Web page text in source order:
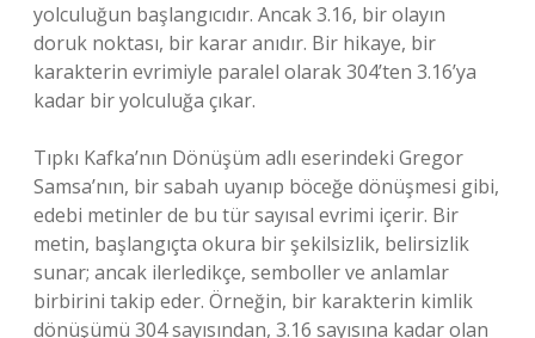
yolculuğun başlangıcıdır. Ancak 3.16, bir olayın
doruk noktası, bir karar anıdır. Bir hikaye, bir
karakterin evrimiyle paralel olarak 304’ten 3.16’ya
kadar bir yolculuğa çıkar.
Tıpkı Kafka’nın Dönüşüm adlı eserindeki Gregor
Samsa’nın, bir sabah uyanıp böceğe dönüşmesi gibi,
edebi metinler de bu tür sayısal evrimi içerir. Bir
metin, başlangıçta okura bir şekilsizlik, belirsizlik
sunar; ancak ilerledikçe, semboller ve anlamlar
birbirini takip eder. Örneğin, bir karakterin kimlik
dönüşümü 304 sayısından, 3.16 sayısına kadar olan